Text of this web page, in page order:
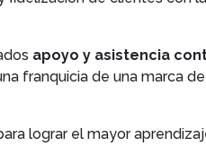
apoyo y asistencia
franquicia de una marca
lograr el mayor